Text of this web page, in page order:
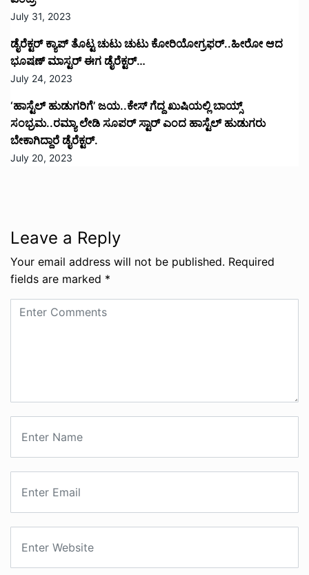
July 31, 2023
ಡೈರೆಕ್ಟರ್ ಕ್ಯಾಪ್ ತೊಟ್ಟ ಚುಟು ಚುಟು ಕೋರಿಯೋಗ್ರಫರ್..ಹೀರೋ ಆದ
ಭೂಷಣ್ ಮಾಸ್ಟರ್ ಈಗ ಡೈರೆಕ್ಟರ್…
July 24, 2023
‘ಹಾಸ್ಟೆಲ್ ಹುಡುಗರಿಗೆ’ ಜಯ..ಕೇಸ್ ಗೆದ್ದ ಖುಷಿಯಲ್ಲಿ ಬಾಯ್ಸ್
ಸಂಭ್ರಮ..ರಮ್ಯಾ ಲೇಡಿ ಸೂಪರ್ ಸ್ಟಾರ್ ಎಂದ ಹಾಸ್ಟೆಲ್ ಹುಡುಗರು
ಬೇಕಾಗಿದ್ದಾರೆ ಡೈರೆಕ್ಟರ್.
July 20, 2023
Leave a Reply
Your email address will not be published. Required
fields are marked *